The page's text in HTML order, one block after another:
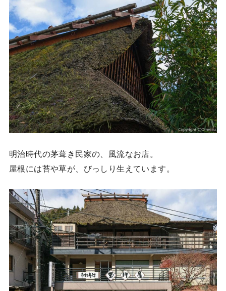
明治時代の茅葺き民家の、風流なお店。
屋根には苔や草が、びっしり生えています。